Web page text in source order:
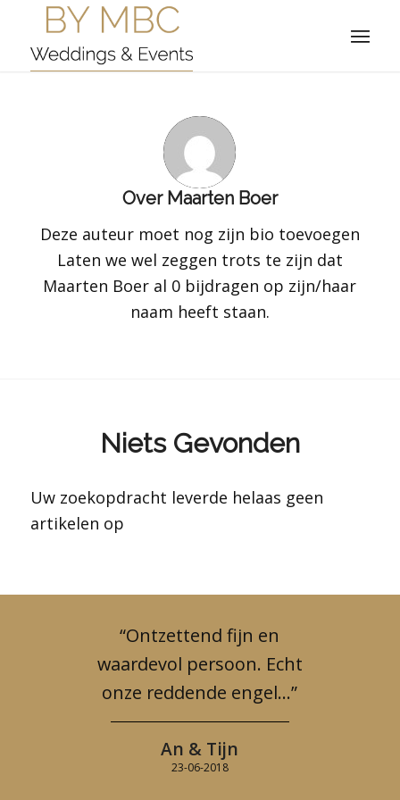
Over Maarten Boer
Deze auteur moet nog zijn bio toevoegen
Laten we wel zeggen trots te zijn dat
Maarten Boer al 0 bijdragen op zijn/haar
naam heeft staan.
Niets Gevonden
Uw zoekopdracht leverde helaas geen
artikelen op
“Ontzettend fijn en
waardevol persoon. Echt
onze reddende engel…”
An & Tijn
23-06-2018